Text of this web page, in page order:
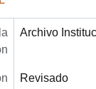
Archivo
Revisado